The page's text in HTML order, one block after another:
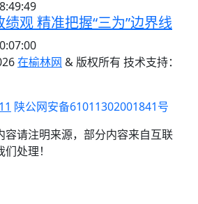
观 精准把握“三为”边界线
在榆林网 & 版权所有 技术支持：
陕公网安备61011302001841号
容请注明来源，部分内容来自互联
处理！